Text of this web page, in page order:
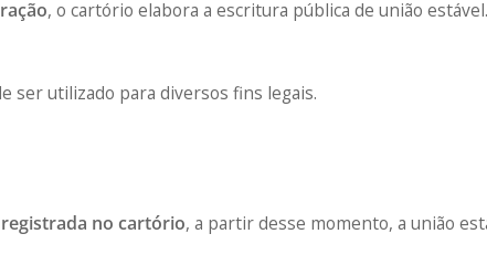
, o cartório elabora a escritura pública de união
ser utilizado para diversos fins legais.
no cartório, a partir desse momento, a união